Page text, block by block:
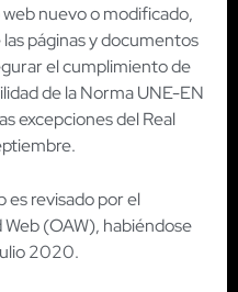
nuevo o modificado,
páginas y documentos
el cumplimiento de
de la Norma UNE-EN
excepciones del Real
es revisado por el
(OAW), habiéndose
2020.